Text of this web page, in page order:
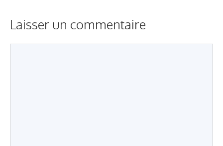
Laisser un commentaire